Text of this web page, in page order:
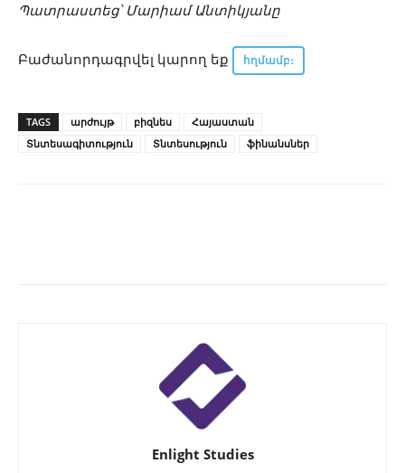
Պատրաստեց՝ Մարիամ Անտիկյանը
Բաժանորդագրվել կարող եք հղմամբ։
TAGS արժույթ բիզնես
Հայաստան
Տնտեսագիտություն
Տնտեսություն ֆինանսներ
Enlight Studies